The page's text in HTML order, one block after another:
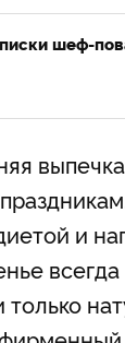
шеф-
и
всегда
только